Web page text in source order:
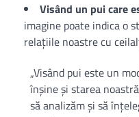
Visând un pui care
imagine poate indica o
relațiile noastre cu
„Visând pui este un
înșine și starea
să analizăm și să